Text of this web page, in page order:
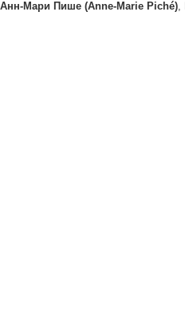
Анн-Мари Пише (Anne-Marie Piché),